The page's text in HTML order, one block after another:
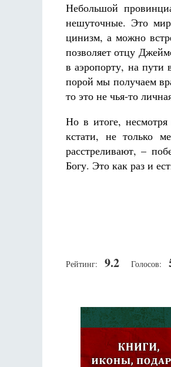
Небольшой
нешуточные. Это
цинизм, а можно
позволяет отцу
в аэропорту, на пути
порой мы получаем
то это не чья-то
Но в итоге,
кстати, не только
расстреливают, –
Богу. Это как раз и
Рейтинг: 9.2 Голосов: